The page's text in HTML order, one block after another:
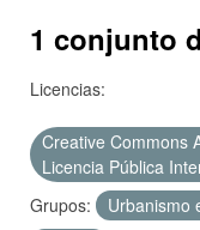
Acerca de
1 conjunto
Licencias:
Creative Commons
Licencia Pública
Grupos:
Urbanismo